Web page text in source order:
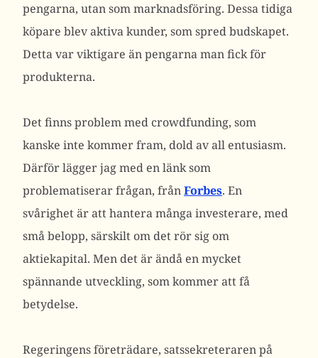
pengarna, utan som marknadsföring. Dessa tidiga
köpare blev aktiva kunder, som spred budskapet.
Detta var viktigare än pengarna man fick för
produkterna.
Det finns problem med crowdfunding, som
kanske inte kommer fram, dold av all entusiasm.
Därför lägger jag med en länk som
problematiserar frågan, frånForbes. En
svårighet är att hantera många investerare, med
små belopp, särskilt om det rör sig om
aktiekapital. Men det är ändå en mycket
spännande utveckling, som kommer att få
betydelse.
Regeringens företrädare, satssekreteraren på